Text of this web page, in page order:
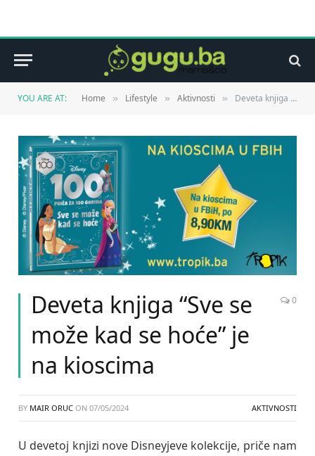
YOU ARE AT: Home » Lifestyle » Aktivnosti » Deveta knjiga “Sve se može kad se hoće” je na kioscima
Deveta knjiga “Sve se
može kad se hoće” je
na kioscima
0
BY MAIR ORUC ON 07/05/2024 AKTIVNOSTI
U devetoj knjizi nove Disneyjeve kolekcije, priče nam